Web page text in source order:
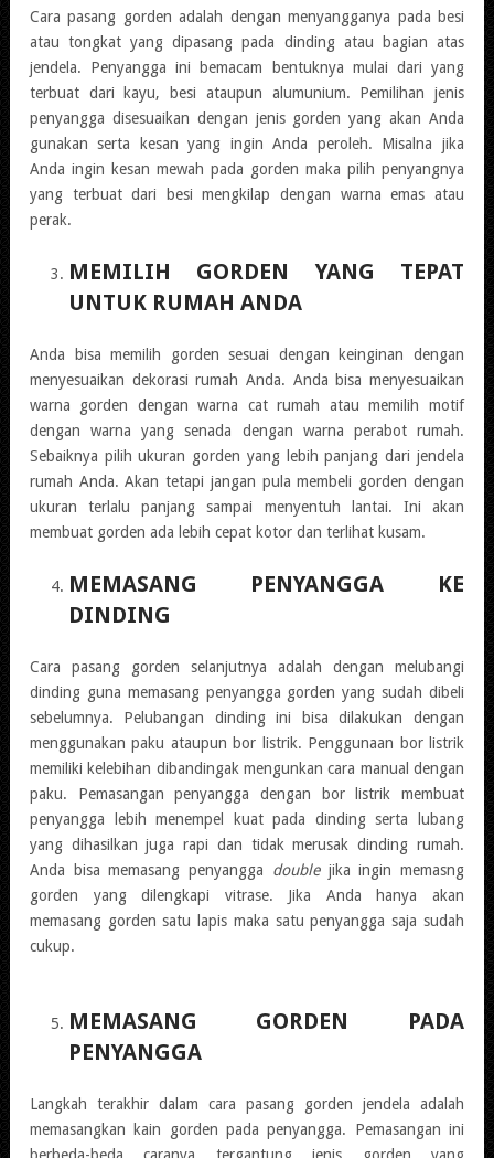
Cara pasang gorden adalah dengan menyangganya pada besi
atau tongkat yang dipasang pada dinding atau bagian atas
jendela. Penyangga ini bemacam bentuknya mulai dari yang
terbuat dari kayu, besi ataupun alumunium. Pemilihan jenis
penyangga disesuaikan dengan jenis gorden yang akan Anda
gunakan serta kesan yang ingin Anda peroleh. Misalna jika
Anda ingin kesan mewah pada gorden maka pilih penyangnya
yang terbuat dari besi mengkilap dengan warna emas atau
perak.
MEMILIH GORDEN YANG TEPAT
UNTUK RUMAH ANDA
Anda bisa memilih gorden sesuai dengan keinginan dengan
menyesuaikan dekorasi rumah Anda. Anda bisa menyesuaikan
warna gorden dengan warna cat rumah atau memilih motif
dengan warna yang senada dengan warna perabot rumah.
Sebaiknya pilih ukuran gorden yang lebih panjang dari jendela
rumah Anda. Akan tetapi jangan pula membeli gorden dengan
ukuran terlalu panjang sampai menyentuh lantai. Ini akan
membuat gorden ada lebih cepat kotor dan terlihat kusam.
MEMASANG PENYANGGA KE
DINDING
Cara pasang gorden selanjutnya adalah dengan melubangi
dinding guna memasang penyangga gorden yang sudah dibeli
sebelumnya. Pelubangan dinding ini bisa dilakukan dengan
menggunakan paku ataupun bor listrik. Penggunaan bor listrik
memiliki kelebihan dibandingak mengunkan cara manual dengan
paku. Pemasangan penyangga dengan bor listrik membuat
penyangga lebih menempel kuat pada dinding serta lubang
yang dihasilkan juga rapi dan tidak merusak dinding rumah.
Anda bisa memasang penyangga doublejika ingin memasng
gorden yang dilengkapi vitrase. Jika Anda hanya akan
memasang gorden satu lapis maka satu penyangga saja sudah
cukup.
MEMASANG GORDEN PADA
PENYANGGA
Langkah terakhir dalam cara pasang gorden jendela adalah
memasangkan kain gorden pada penyangga. Pemasangan ini